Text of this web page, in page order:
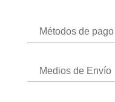
Métodos de pago
Medios de Envío